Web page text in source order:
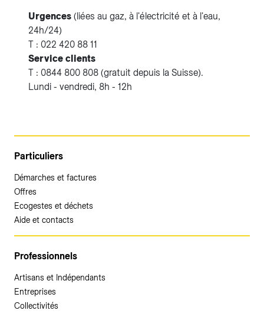
Urgences (liées au gaz, à l'électricité et à l'eau,
24h/24)
T : 022 420 88 11
Service clients
T : 0844 800 808 (gratuit depuis la Suisse).
Lundi - vendredi, 8h - 12h
Particuliers
Démarches et factures
Offres
Ecogestes et déchets
Aide et contacts
Professionnels
Artisans et Indépendants
Entreprises
Collectivités